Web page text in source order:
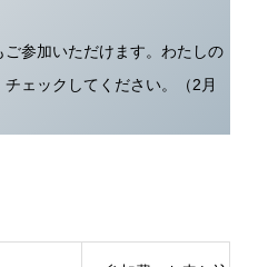
参加いただけます。わたしの
ェックしてください。（2月